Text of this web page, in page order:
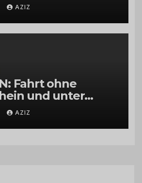
AZIZ
Fahrt ohne
und unter
Drogen
AZIZ